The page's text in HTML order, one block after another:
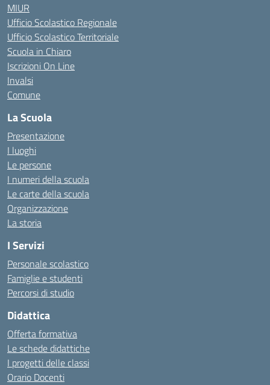
MIUR
Ufficio Scolastico Regionale
Ufficio Scolastico Territoriale
Scuola in Chiaro
Iscrizioni On Line
Invalsi
Comune
La Scuola
Presentazione
I luoghi
Le persone
I numeri della scuola
Le carte della scuola
Organizzazione
La storia
I Servizi
Personale scolastico
Famiglie e studenti
Percorsi di studio
Didattica
Offerta formativa
Le schede didattiche
I progetti delle classi
Orario Docenti